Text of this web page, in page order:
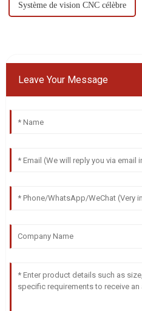
Système de vision CNC célèbre
Leave Your Message